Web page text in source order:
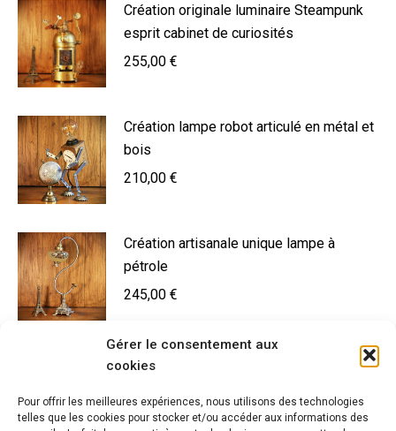
Gérer le consentement aux
cookies
Pour offrir les meilleures expériences, nous utilisons des technologies
telles que les cookies pour stocker et/ou accéder aux informations des
Création originale luminaire Steampunk
esprit cabinet de curiosités
255,00 €
Création lampe robot articulé en métal et
bois
210,00 €
Création artisanale unique lampe à
pétrole
245,00 €
Lampe de métier métal instrument de
200,00€